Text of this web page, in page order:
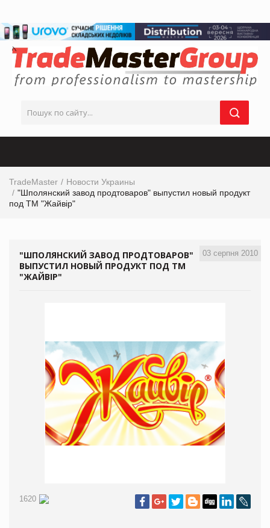
TradeMaster
Новости Украины
"Шполянский завод продтоваров" выпустил новый продукт
под ТМ "Жайвір"
03 серпня 2010
"ШПОЛЯНСКИЙ ЗАВОД ПРОДТОВАРОВ"
ВЫПУСТИЛ НОВЫЙ ПРОДУКТ ПОД ТМ
"ЖАЙВІР"
1620